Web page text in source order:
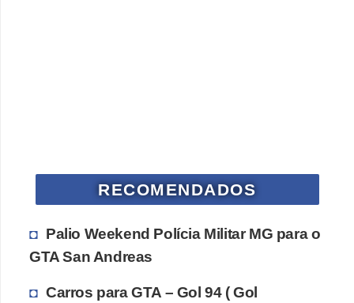
RECOMENDADOS
Palio Weekend Polícia Militar MG para o
GTA San Andreas
Carros para GTA – Gol 94 ( Gol